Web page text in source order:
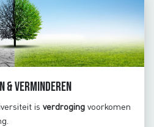
& verminderen
is verdroging voorkomen